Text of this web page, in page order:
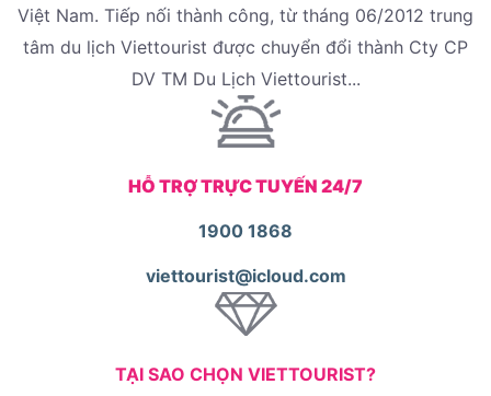
Việt Nam. Tiếp nối thành công, từ tháng 06/2012 trung
tâm du lịch Viettourist được chuyển đổi thành Cty CP
DV TM Du Lịch Viettourist...
HỖ TRỢ TRỰC TUYẾN 24/7
1900 1868
viettourist@icloud.com
TẠI SAO CHỌN VIETTOURIST?